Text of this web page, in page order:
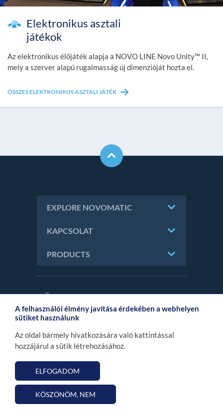
Elektronikus asztali
játékok
Az elektronikus élőjáték alapja a NOVO LINE Novo Unity™ II,
mely a szerver alapú rugalmasság új dimenzióját hozta el.
ÖSSZES ELEKTRONIKUS ASZTALI JÁTÉK
EXPLORE NOVOMATIC
KAPCSOLAT
PRODUCTS
KÖVESSEN MINKET!
KAPCSOLAT
ADATVÉDELMI ÉS ADATKEZELÉSI
TÁJÉKOZTATÓ
A felhasználói élmény javítása érdekében a webhelyen
sütiket használunk
Az oldal bármely hivatkozására való kattintással
hozzájárul a sütik létrehozásához.
ELFOGADOM
KÖSZÖNÖM, NEM